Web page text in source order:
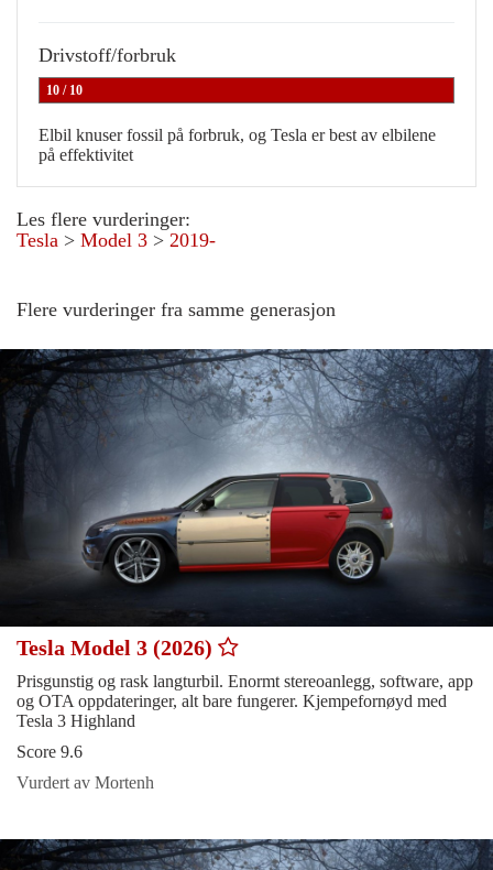
Drivstoff/forbruk
10 / 10
Elbil knuser fossil på forbruk, og Tesla er best av elbilene
på effektivitet
Les flere vurderinger:
Tesla > Model 3 > 2019-
Flere vurderinger fra samme generasjon
Tesla Model 3 (2026)
Prisgunstig og rask langturbil. Enormt stereoanlegg, software, app
og OTA oppdateringer, alt bare fungerer. Kjempefornøyd med
Tesla 3 Highland
Score 9.6
Vurdert av Mortenh